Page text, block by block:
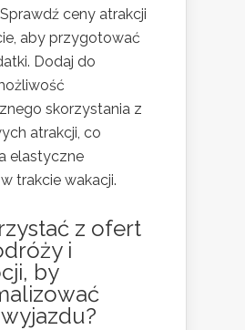
ceny atrakcji
aby przygotować
Dodaj do
skorzystania z
atrakcji, co
elastyczne
trakcie wakacji.
z ofert
i
by